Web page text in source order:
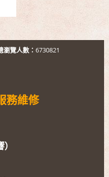
瀏覽人數： 6730821
務維修